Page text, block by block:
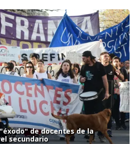
de docentes de la
secundario